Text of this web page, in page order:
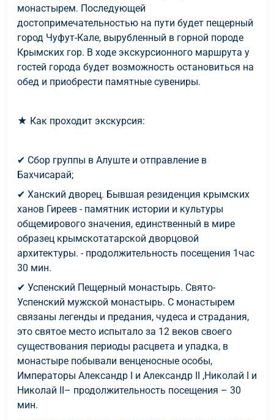
монастырем. Последующей
достопримечательностью на пути будет пещерный
город Чуфут-Кале, вырубленный в горной породе
Крымских гор. В ходе экскурсионного маршрута у
гостей города будет возможность остановиться на
обед и приобрести памятные сувениры.
★ Как проходит экскурсия:
✔ Сбор группы в Алуште и отправление в
Бахчисарай;
✔ Ханский дворец. Бывшая резиденция крымских
ханов Гиреев - памятник истории и культуры
общемирового значения, единственный в мире
образец крымскотатарской дворцовой
архитектуры. - продолжительность посещения 1час
30 мин.
✔ Успенский Пещерный монастырь. Свято-
Успенский мужской монастырь. С монастырем
связаны легенды и предания, чудеса и страдания,
это святое место испытало за 12 веков своего
существования периоды расцвета и упадка, в
монастыре побывали венценосные особы,
Императоры Александр I и Александр II ,Николай I и
Николай II– продолжительность посещения – 30
мин.